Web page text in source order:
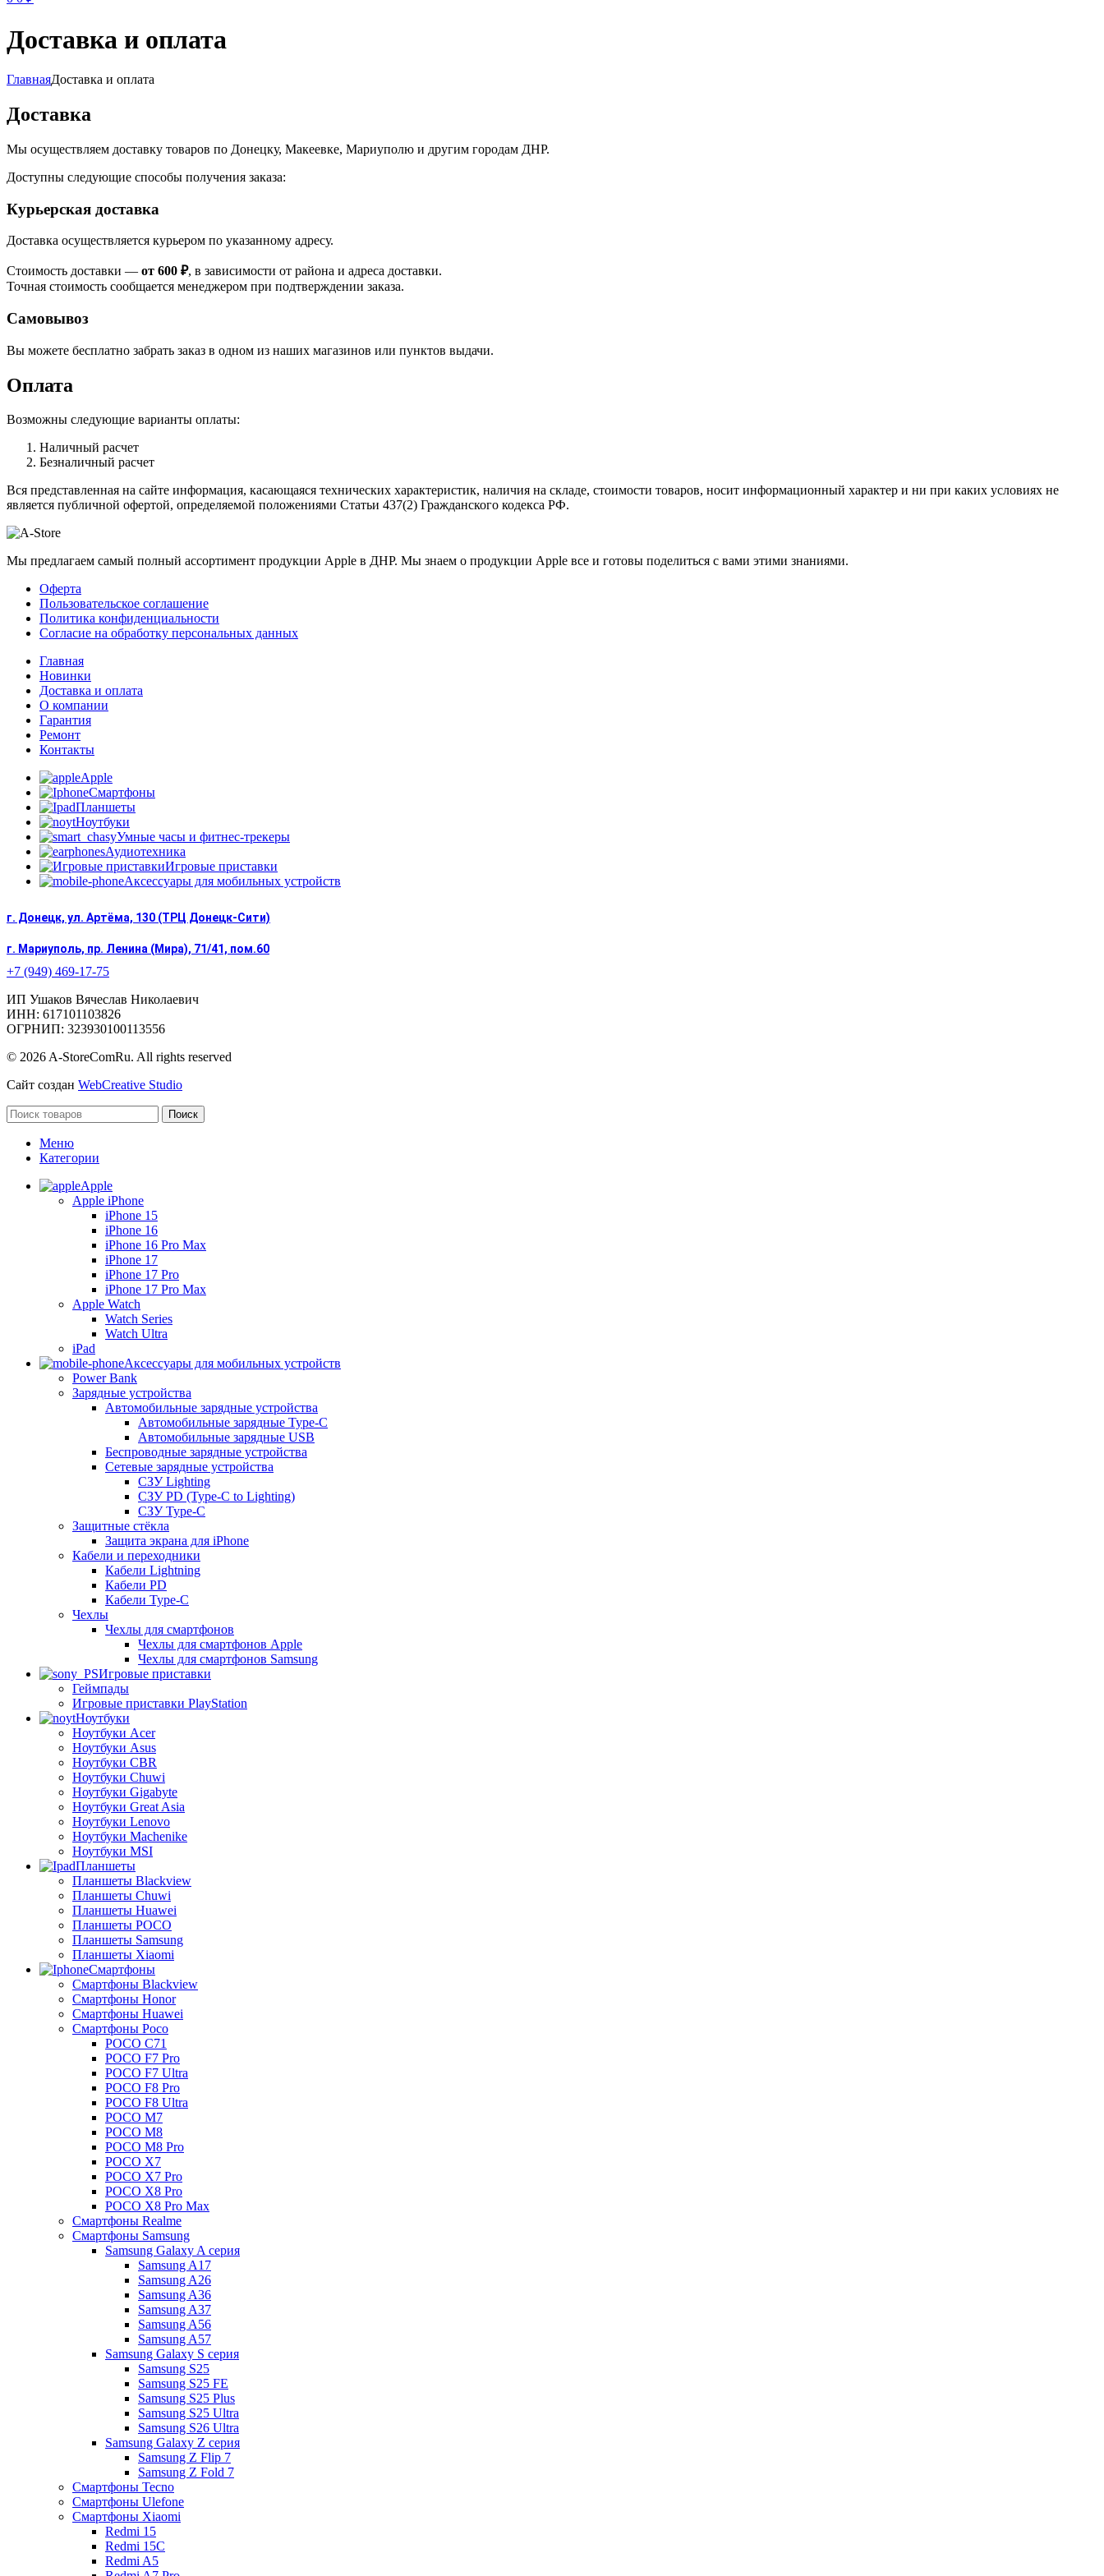
Доставка и оплата
ГлавнаяДоставка и оплата
Доставка
Мы осуществляем доставку товаров по Донецку, Макеевке, Мариуполю и другим городам ДНР.
Доступны следующие способы получения заказа:
Курьерская доставка
Доставка осуществляется курьером по указанному адресу.
Стоимость доставки — от 600 ₽, в зависимости от района и адреса доставки.
Точная стоимость сообщается менеджером при подтверждении заказа.
Самовывоз
Вы можете бесплатно забрать заказ в одном из наших магазинов или пунктов выдачи.
Оплата
Возможны следующие варианты оплаты:
Наличный расчет
Безналичный расчет
Вся представленная на сайте информация, касающаяся технических характеристик, наличия на складе, стоимости товаров, носит информационный характер и ни при каких условиях не
является публичной офертой, определяемой положениями Статьи 437(2) Гражданского кодекса РФ.
Мы предлагаем самый полный ассортимент продукции Apple в ДНР. Мы знаем о продукции Apple все и готовы поделиться с вами этими знаниями.
Оферта
Пользовательское соглашение
Политика конфиденциальности
Согласие на обработку персональных данных
Главная
Новинки
Доставка и оплата
О компании
Гарантия
Ремонт
Контакты
Apple
Смартфоны
Планшеты
Ноутбуки
Умные часы и фитнес-трекеры
Аудиотехника
Игровые приставки
Аксессуары для мобильных устройств
г. Донецк, ул. Артёма, 130 (ТРЦ Донецк-Сити)
г. Мариуполь, пр. Ленина (Мира), 71/41, пом.60
+7 (949) 469-17-75
ИП Ушаков Вячеслав Николаевич
ИНН: 617101103826
ОГРНИП: 323930100113556
© 2026 A-StoreComRu. All rights reserved
Сайт создан WebCreative Studio
Поиск
Меню
Категории
Apple
Apple iPhone
iPhone 15
iPhone 16
iPhone 16 Pro Max
iPhone 17
iPhone 17 Pro
iPhone 17 Pro Max
Apple Watch
Watch Series
Watch Ultra
iPad
Аксессуары для мобильных устройств
Power Bank
Зарядные устройства
Автомобильные зарядные устройства
Автомобильные зарядные Type-C
Автомобильные зарядные USB
Беспроводные зарядные устройства
Сетевые зарядные устройства
СЗУ Lighting
СЗУ PD (Type-C to Lighting)
СЗУ Type-C
Защитные стёкла
Защита экрана для iPhone
Кабели и переходники
Кабели Lightning
Кабели PD
Кабели Type-C
Чехлы
Чехлы для смартфонов
Чехлы для смартфонов Apple
Чехлы для смартфонов Samsung
Игровые приставки
Геймпады
Игровые приставки PlayStation
Ноутбуки
Ноутбуки Acer
Ноутбуки Asus
Ноутбуки CBR
Ноутбуки Chuwi
Ноутбуки Gigabyte
Ноутбуки Great Asia
Ноутбуки Lenovo
Ноутбуки Machenike
Ноутбуки MSI
Планшеты
Планшеты Blackview
Планшеты Chuwi
Планшеты Huawei
Планшеты POCO
Планшеты Samsung
Планшеты Xiaomi
Смартфоны
Смартфоны Blackview
Смартфоны Honor
Смартфоны Huawei
Смартфоны Poco
POCO C71
POCO F7 Pro
POCO F7 Ultra
POCO F8 Pro
POCO F8 Ultra
POCO M7
POCO M8
POCO M8 Pro
POCO X7
POCO X7 Pro
POCO X8 Pro
POCO X8 Pro Max
Смартфоны Realme
Смартфоны Samsung
Samsung Galaxy A серия
Samsung A17
Samsung A26
Samsung A36
Samsung A37
Samsung A56
Samsung A57
Samsung Galaxy S серия
Samsung S25
Samsung S25 FE
Samsung S25 Plus
Samsung S25 Ultra
Samsung S26 Ultra
Samsung Galaxy Z серия
Samsung Z Flip 7
Samsung Z Fold 7
Смартфоны Tecno
Смартфоны Ulefone
Смартфоны Xiaomi
Redmi 15
Redmi 15C
Redmi A5